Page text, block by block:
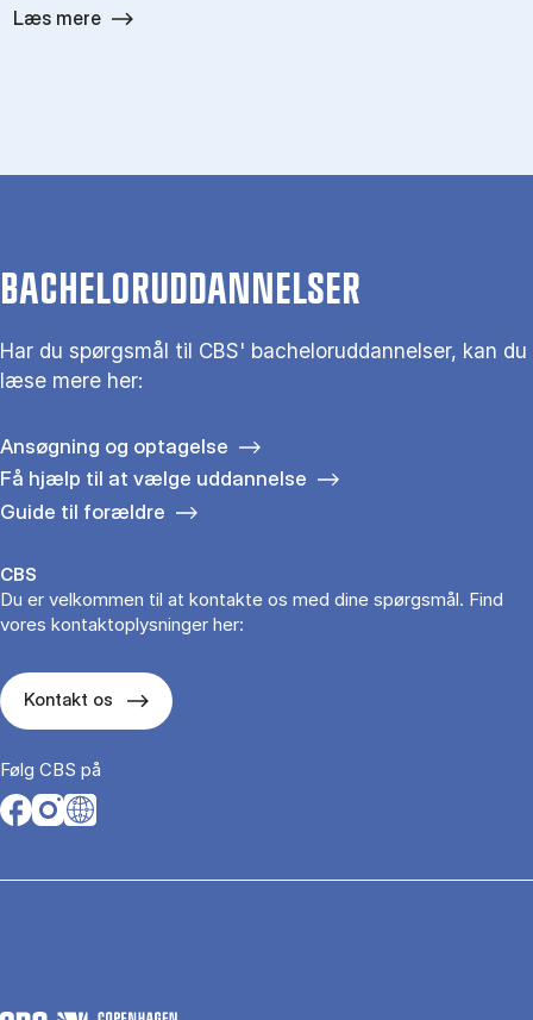
Læs mere
BACHELORUDDANNELSER
Har du spørgsmål til CBS' bacheloruddannelser, kan du
læse mere her:
Ansøgning og optagelse
Få hjælp til at vælge uddannelse
Guide til forældre
CBS
Du er velkommen til at kontakte os med dine spørgsmål. Find
vores kontaktoplysninger her:
Kontakt os
Følg CBS på
Opens in a new tab
Opens in a new tab
Opens in a new tab